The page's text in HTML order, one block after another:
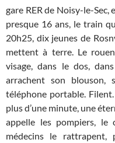
gare RER de Noisy-le-Sec,
presque 16 ans, le train
20h25, dix jeunes de
mettent à terre. Le
visage, dans le dos,
arrachent son blouson,
téléphone portable.
plus d’une minute, une
appelle les pompiers,
médecins le rattrapent,